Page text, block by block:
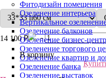
Фитодизайн помещения
Озеленение интерьера
Вертикальное
Озеленение балконов
Озеленение бизнес-
Озеленение торгового
Озеленение квартир и
Озеленение банка
Озеленение выставок
14 100 ₽ -
В корзину